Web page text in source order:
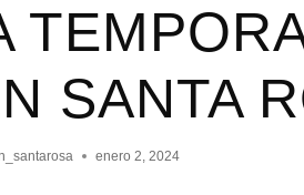
SANTA
enero 2, 2024